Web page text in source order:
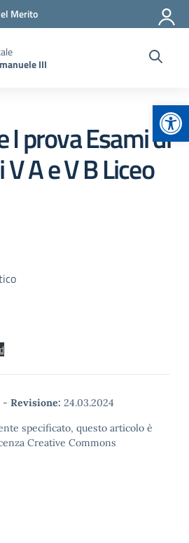
Merito
III
I prova Esami di
A e V B Liceo
- Revisione: 24.03.2024
specificato, questo articolo è
Creative Commons